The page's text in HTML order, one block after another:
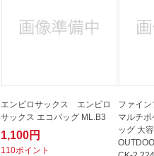
エンビロサックス エンビロ
サックス エコバッグ ML.B3
1,100円
110ポイント
ファイ
マルチ
ッグ 大